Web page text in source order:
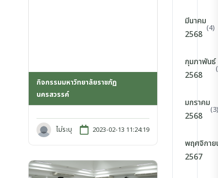
กิจกรรมมหาวิทยาลัยราชภัฏ
นครสวรรค์
ไม่ระบุ 2023-02-13 11:24:19
มีนาคม
2568
(4)
กุมภาพันธ์
2568
มกราคม
2568
(3)
พฤศจิกาย
2567